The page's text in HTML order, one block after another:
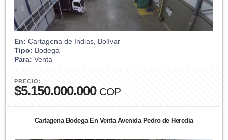
En: Cartagena de Indias, Bolívar
Tipo: Bodega
Para: Venta
PRECIO:
$5.150.000.000 COP
Cartagena Bodega En Venta Avenida Pedro de Heredia